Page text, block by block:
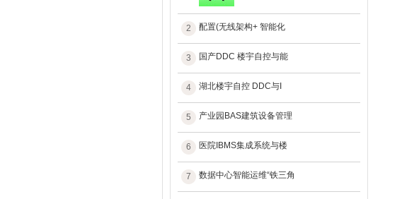
2 配置(无线架构+ 智能化
3 国产DDC 楼宇自控与能
4 湖北楼宇自控 DDC与I
5 产业园BAS建筑设备管理
6 医院IBMS集成系统与楼
7 数据中心智能运维“铁三角